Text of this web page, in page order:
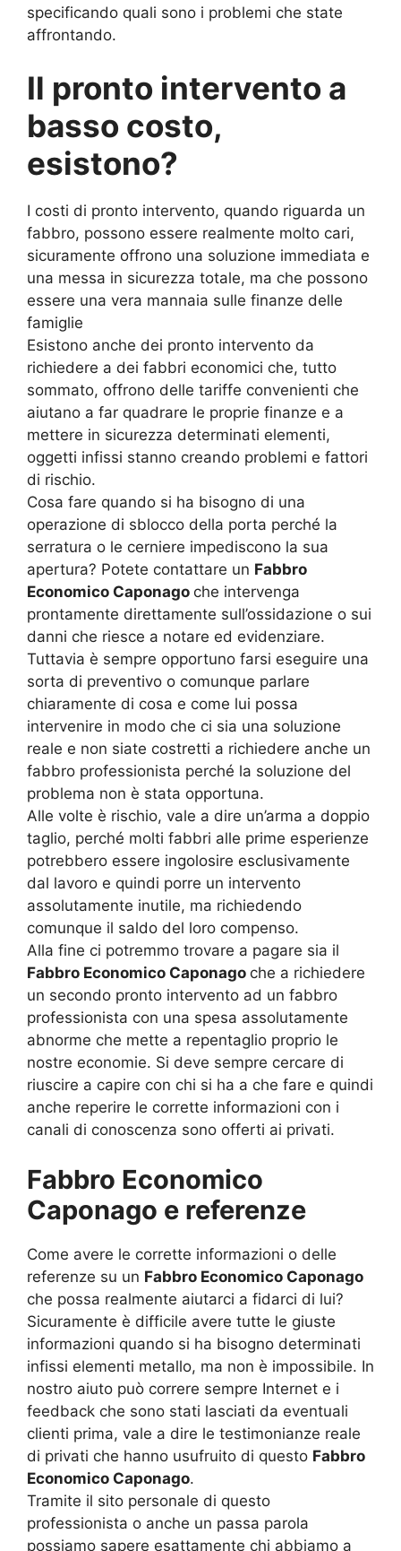
specificando quali sono i problemi che state
affrontando.
Il pronto intervento a
basso costo,
esistono?
I costi di pronto intervento, quando riguarda un
fabbro, possono essere realmente molto cari,
sicuramente offrono una soluzione immediata e
una messa in sicurezza totale, ma che possono
essere una vera mannaia sulle finanze delle
famiglie
Esistono anche dei pronto intervento da
richiedere a dei fabbri economici che, tutto
sommato, offrono delle tariffe convenienti che
aiutano a far quadrare le proprie finanze e a
mettere in sicurezza determinati elementi,
oggetti infissi stanno creando problemi e fattori
di rischio.
Cosa fare quando si ha bisogno di una
operazione di sblocco della porta perché la
serratura o le cerniere impediscono la sua
apertura? Potete contattare un Fabbro
Economico Caponago che intervenga
prontamente direttamente sull’ossidazione o sui
danni che riesce a notare ed evidenziare.
Tuttavia è sempre opportuno farsi eseguire una
sorta di preventivo o comunque parlare
chiaramente di cosa e come lui possa
intervenire in modo che ci sia una soluzione
reale e non siate costretti a richiedere anche un
fabbro professionista perché la soluzione del
problema non è stata opportuna.
Alle volte è rischio, vale a dire un’arma a doppio
taglio, perché molti fabbri alle prime esperienze
potrebbero essere ingolosire esclusivamente
dal lavoro e quindi porre un intervento
assolutamente inutile, ma richiedendo
comunque il saldo del loro compenso.
Alla fine ci potremmo trovare a pagare sia il
Fabbro Economico Caponago che a richiedere
un secondo pronto intervento ad un fabbro
professionista con una spesa assolutamente
abnorme che mette a repentaglio proprio le
nostre economie. Si deve sempre cercare di
riuscire a capire con chi si ha a che fare e quindi
anche reperire le corrette informazioni con i
canali di conoscenza sono offerti ai privati.
Fabbro Economico
Caponago e referenze
Come avere le corrette informazioni o delle
referenze su un Fabbro Economico Caponago
che possa realmente aiutarci a fidarci di lui?
Sicuramente è difficile avere tutte le giuste
informazioni quando si ha bisogno determinati
infissi elementi metallo, ma non è impossibile. In
nostro aiuto può correre sempre Internet e i
feedback che sono stati lasciati da eventuali
clienti prima, vale a dire le testimonianze reale
di privati che hanno usufruito di questo Fabbro
Economico Caponago.
Tramite il sito personale di questo
professionista o anche un passa parola
possiamo sapere esattamente chi abbiamo a